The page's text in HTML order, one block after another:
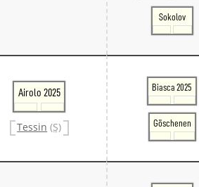
Sokolov
Airolo 2025
Tessin (S)
Biasca 2025
Göschenen